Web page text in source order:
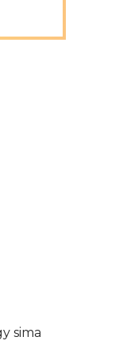
sima